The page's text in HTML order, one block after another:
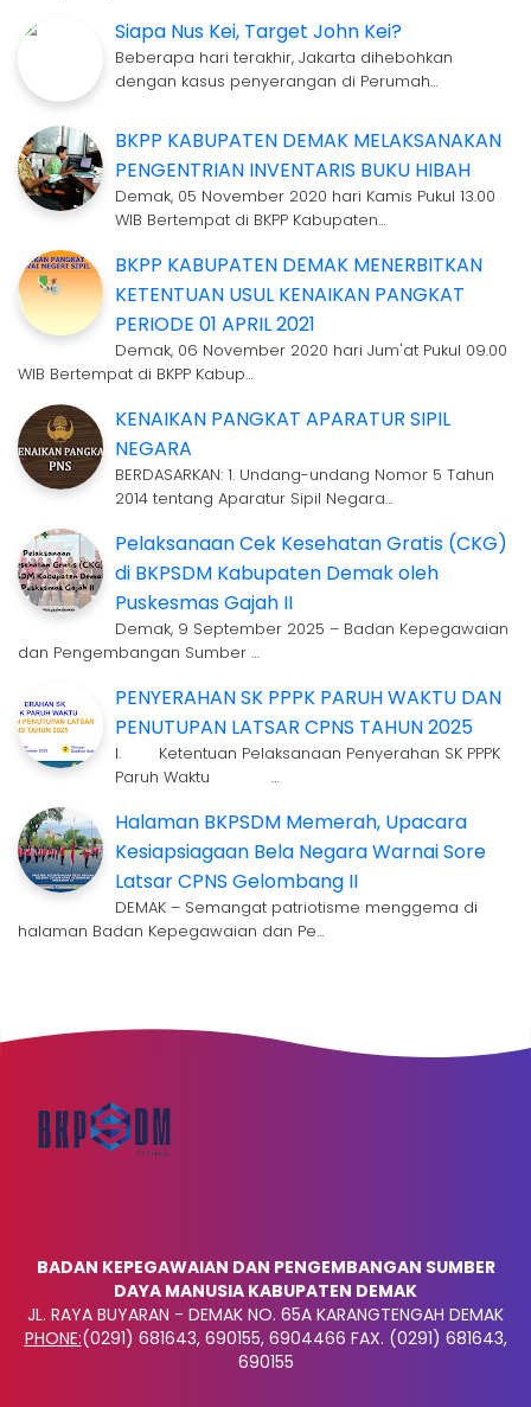
Siapa Nus Kei, Target John Kei?
Beberapa hari terakhir, Jakarta dihebohkan
dengan kasus penyerangan di Perumah…
BKPP KABUPATEN DEMAK MELAKSANAKAN
PENGENTRIAN INVENTARIS BUKU HIBAH
Demak, 05 November 2020 hari Kamis Pukul 13.00
WIB Bertempat di BKPP Kabupaten…
BKPP KABUPATEN DEMAK MENERBITKAN
KETENTUAN USUL KENAIKAN PANGKAT
PERIODE 01 APRIL 2021
Demak, 06 November 2020 hari Jum'at Pukul 09.00
WIB Bertempat di BKPP Kabup…
KENAIKAN PANGKAT APARATUR SIPIL
NEGARA
BERDASARKAN: 1. Undang-undang Nomor 5 Tahun
2014 tentang Aparatur Sipil Negara…
Pelaksanaan Cek Kesehatan Gratis (CKG)
di BKPSDM Kabupaten Demak oleh
Puskesmas Gajah II
Demak, 9 September 2025 – Badan Kepegawaian
dan Pengembangan Sumber …
PENYERAHAN SK PPPK PARUH WAKTU DAN
PENUTUPAN LATSAR CPNS TAHUN 2025
I. Ketentuan Pelaksanaan Penyerahan SK PPPK
Paruh Waktu …
Halaman BKPSDM Memerah, Upacara
Kesiapsiagaan Bela Negara Warnai Sore
Latsar CPNS Gelombang II
DEMAK – Semangat patriotisme menggema di
halaman Badan Kepegawaian dan Pe…
BADAN KEPEGAWAIAN DAN PENGEMBANGAN SUMBER
DAYA MANUSIA KABUPATEN DEMAK
JL. RAYA BUYARAN - DEMAK NO. 65A KARANGTENGAH DEMAK
PHONE:(0291) 681643, 690155, 6904466 FAX. (0291) 681643,
690155